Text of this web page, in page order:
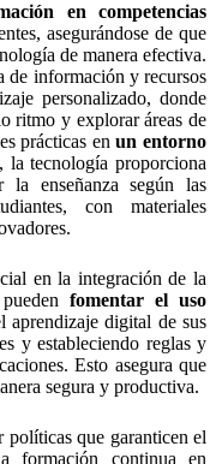
en competencias
asegurándose de que
de manera efectiva.
de información y recursos
personalizado, donde
ritmo y explorar áreas de
prácticas enun entorno
la tecnología proporciona
la enseñanza según las
con materiales
en la integración de la
fomentar el uso
aprendizaje digital de sus
y estableciendo reglas y
Esto asegura que
segura y productiva.
políticas que garanticen el
formación continua en